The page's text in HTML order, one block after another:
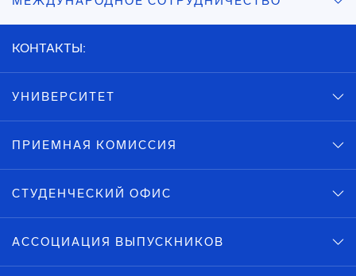
КОНТАКТЫ:
УНИВЕРСИТЕТ
ПРИЕМНАЯ КОМИССИЯ
СТУДЕНЧЕСКИЙ ОФИС
АССОЦИАЦИЯ ВЫПУСКНИКОВ